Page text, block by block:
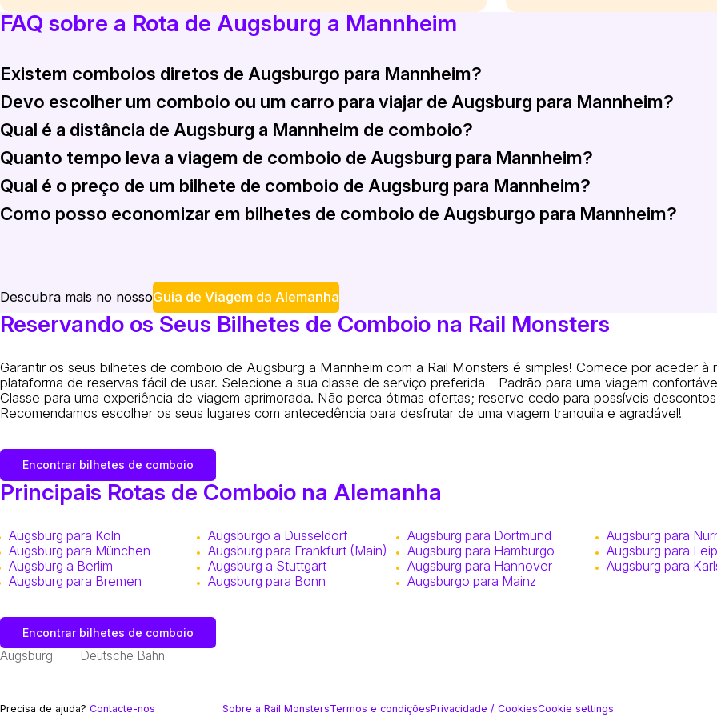
FAQ sobre a Rota de Augsburg a Mannheim
Existem comboios diretos de Augsburgo para Mannheim?
Sim, existem comboios diretos disponíveis de Augsburgo para Mannheim. Estes serviços diretos simplificam os
Devo escolher um comboio ou um carro para viajar de Augsburg para Mannheim?
Viajar de comboio oferece uma opção relaxante e eficiente, sem preocupações com estacionamento, enquanto se
Qual é a distância de Augsburg a Mannheim de comboio?
A distância entre Augsburg e Mannheim é de cerca de 210 quilómetros.
Quanto tempo leva a viagem de comboio de Augsburg para Mannheim?
A viagem de comboio demora aproximadamente 2 a 2,5 horas, dependendo do serviço e de eventuais paragens pelo
Qual é o preço de um bilhete de comboio de Augsburg para Mannheim?
Os bilhetes para a viagem de comboio de Augsburg para Mannheim variam entre 45 € e 70 € para a classe
Como posso economizar em bilhetes de comboio de Augsburgo para Mannheim?
Descubra mais no nossoGuia de Viagem da Alemanha
Reservando os Seus Bilhetes de Comboio na Rail Monsters
Garantir os seus bilhetes de comboio de Augsburg a Mannheim com a Rail Monsters é simples! Comece por aceder à
plataforma de reservas fácil de usar. Selecione a sua classe de serviço preferida—Padrão para uma viagem
Classe para uma experiência de viagem aprimorada. Não perca ótimas ofertas; reserve cedo para possíveis
Recomendamos escolher os seus lugares com antecedência para desfrutar de uma viagem tranquila e agradável!
Encontrar bilhetes de comboio
Principais Rotas de Comboio na Alemanha
Augsburg para Köln
Augsburg para München
Augsburg a Berlim
Augsburg para Bremen
Augsburgo a Düsseldorf
Augsburg para Frankfurt (Main)
Augsburg a Stuttgart
Augsburg para Bonn
Augsburg para Dortmund
Augsburg para Hamburgo
Augsburg para Hannover
Augsburgo para Mainz
Augsburg para
Augsburg para
Augsburg para
Encontrar bilhetes de comboio
Augsburg Deutsche Bahn
Precisa de ajuda? Contacte-nos Sobre a Rail MonstersTermos e condiçõesPrivacidade / CookiesCookie settings